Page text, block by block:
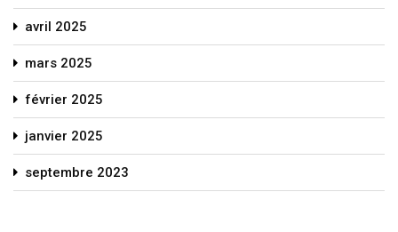
avril 2025
mars 2025
février 2025
janvier 2025
septembre 2023